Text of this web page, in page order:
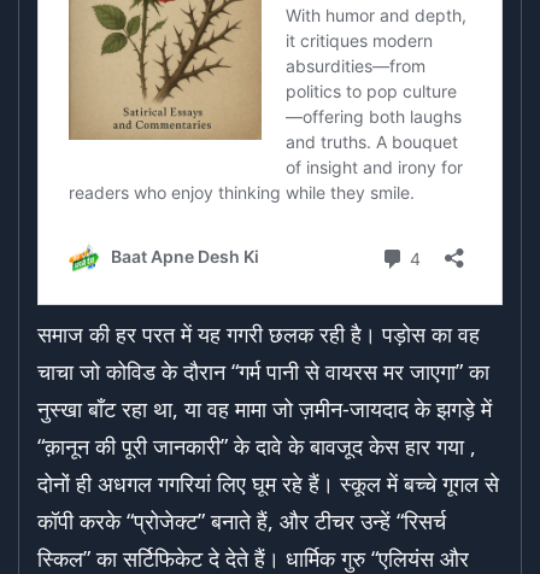
समाज की हर परत में यह गगरी छलक रही है। पड़ोस का वह
चाचा जो कोविड के दौरान “गर्म पानी से वायरस मर जाएगा” का
नुस्खा बाँट रहा था, या वह मामा जो ज़मीन-जायदाद के झगड़े में
“क़ानून की पूरी जानकारी” के दावे के बावजूद केस हार गया ,
दोनों ही अधगल गगरियां लिए घूम रहे हैं। स्कूल में बच्चे गूगल से
कॉपी करके “प्रोजेक्ट” बनाते हैं, और टीचर उन्हें “रिसर्च
स्किल” का सर्टिफिकेट दे देते हैं। धार्मिक गुरु “एलियंस और